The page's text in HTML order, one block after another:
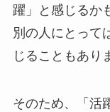
躍」と感じるか
別の人にとって
じることもあり
そのため、「活